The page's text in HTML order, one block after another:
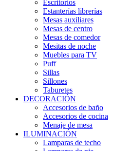
Escritorios
Estanterías librerías
Mesas auxiliares
Mesas de centro
Mesas de comedor
Mesitas de noche
Muebles para TV
Puff
Sillas
Sillones
Taburetes
DECORACIÓN
Accesorios de baño
Accesorios de cocina
Menaje de mesa
ILUMINACIÓN
Lamparas de techo